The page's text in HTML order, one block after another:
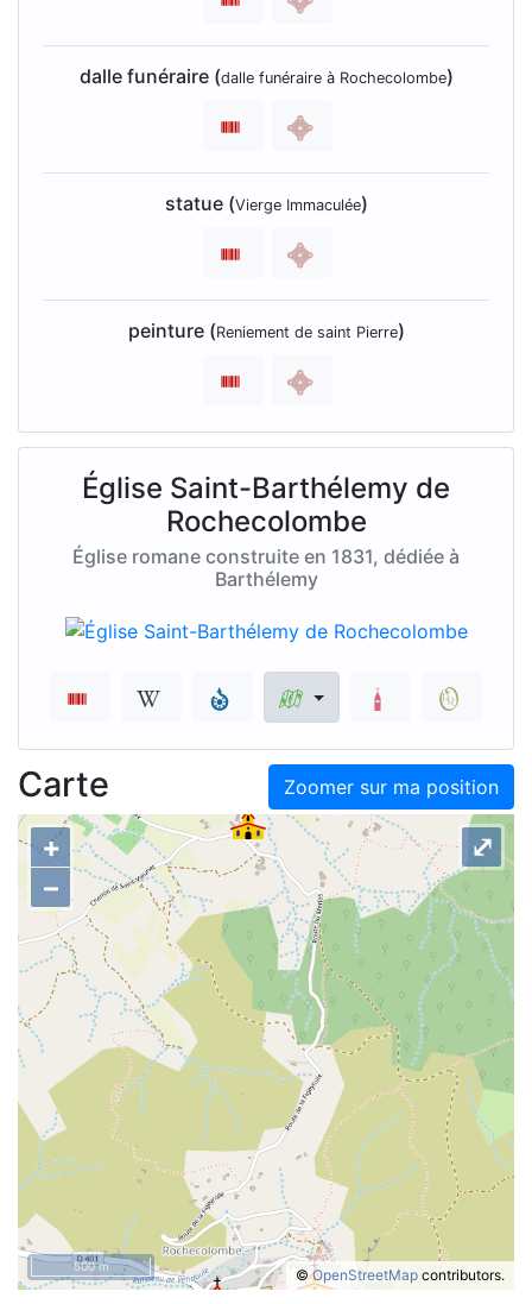
dalle funéraire (dalle funéraire à Rochecolombe)
statue (Vierge Immaculée)
peinture (Reniement de saint Pierre)
Église Saint-Barthélemy de
Rochecolombe
Église romane construite en 1831, dédiée à
Barthélemy
Zoomer sur ma position
Carte
+
–
©OpenStreetMap contributors.
⤢
500 m